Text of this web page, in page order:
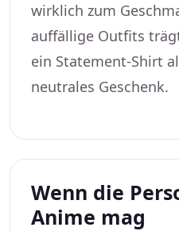
wirklich zum
auffällige Outfits
ein Statement-Shirt
neutrales Geschenk.
Wenn die
Anime mag